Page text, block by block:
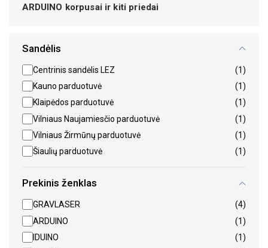
ARDUINO korpusai ir kiti priedai
Sandėlis
Centrinis sandėlis LEZ
(1)
Kauno parduotuvė
(1)
Klaipėdos parduotuvė
(1)
Vilniaus Naujamiesčio parduotuvė
(1)
Vilniaus Žirmūnų parduotuvė
(1)
Šiaulių parduotuvė
(1)
Prekinis ženklas
GRAVLASER
(4)
ARDUINO
(1)
IDUINO
(1)